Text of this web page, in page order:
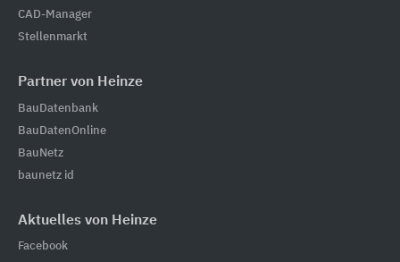
CAD-Manager
Stellenmarkt
Partner von Heinze
BauDatenbank
BauDatenOnline
BauNetz
baunetz id
Aktuelles von Heinze
Facebook